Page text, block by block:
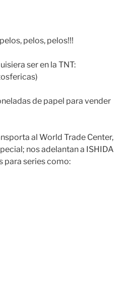
pelos, pelos!!!
ser en la TNT:
de papel para vender
al World Trade Center,
nos adelantan a ISHIDA
para series como: